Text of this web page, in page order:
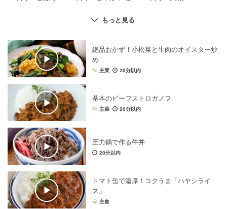
豚肉 野菜
牛肉×ステーキ 牛肉
野菜×スムージー 野菜×餃子 牛肉× 豆腐
牛肉×ひき肉 野菜 ×テリーヌ 牛肉
野菜×マリネ 野菜
牛肉×ハンバーグ 野菜×煮物 野菜×天ぷら
野菜×ケーキ 野菜 ポタージュ
野菜×パン 野菜×
野菜×コロッケ 野菜×寿司 野菜
野菜×サンドイッチ
野菜×クッキー 野菜
牛肉×豚肉 牛肉 ×
ソース・たれ
野菜×ドレッシング 野菜×
もっと見る
絶品おかず！小松菜と牛肉のオイスター炒
め
主菜 20分以内
基本のビーフストロガノフ
主菜 20分以内
圧力鍋で作る牛丼
20分以内
トマト缶で濃厚！コクうま「ハヤシライ
ス」
主食